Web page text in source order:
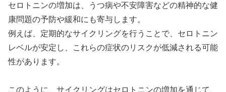
セロトニンの増加は、うつ病や不安障害などの精神的な健
康問題の予防や緩和にも寄与します。
例えば、定期的なサイクリングを行うことで、セロトニン
レベルが安定し、これらの症状のリスクが低減される可能
性があります。
このように、サイクリングはセロトニンの増加を通じて、